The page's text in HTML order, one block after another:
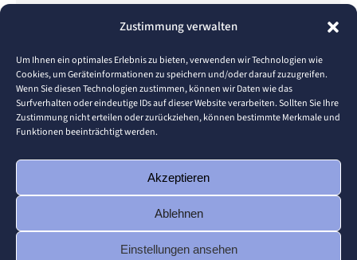
Zustimmung verwalten
Um Ihnen ein optimales Erlebnis zu bieten, verwenden wir Technologien wie
Cookies, um Geräteinformationen zu speichern und/oder darauf zuzugreifen.
Wenn Sie diesen Technologien zustimmen, können wir Daten wie das
Surfverhalten oder eindeutige IDs auf dieser Website verarbeiten. Sollten Sie Ihre
Zustimmung nicht erteilen oder zurückziehen, können bestimmte Merkmale und
Funktionen beeinträchtigt werden.
Akzeptieren
Ablehnen
Einstellungen ansehen
Thomas Schuster haben in Zusammenarbeit mit
WirtschaftsKraft.de und der Wirtschaftsförderung
Nordschwarzwald (WFG) über künstliche Intelligenz
(KI) und die Vorteile des KI-Programms ChatGPT
am 28.Juni 2023 im PZ Forum für Unternehmen
gesprochen. Kölmel betonte das schnelle
Wachstum von ChatGPT mit über 100 Millionen
Nutzern weltweit in nur zwei Monaten.…